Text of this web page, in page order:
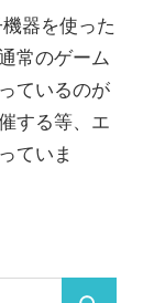
器を使った
常のゲーム
ているのが
する等、エ
ていま